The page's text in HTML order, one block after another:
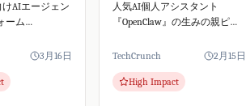
AIエージェン
ーム
を基盤と
ビジネスに
3月16日
人気AI個人アシスタント
『OpenClaw』の生みの親ピー
OpenAIに加入しました。
スプロジェクトとして存続。
TechCrunch 2月15日
High Impact